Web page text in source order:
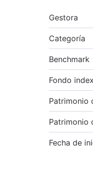
Gestora
Categoría
Benchmark
Fondo
Patrimonio
Patrimonio
Fecha de